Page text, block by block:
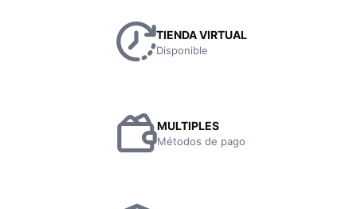
TIENDA VIRTUAL
Disponible
MULTIPLES
Métodos de pago